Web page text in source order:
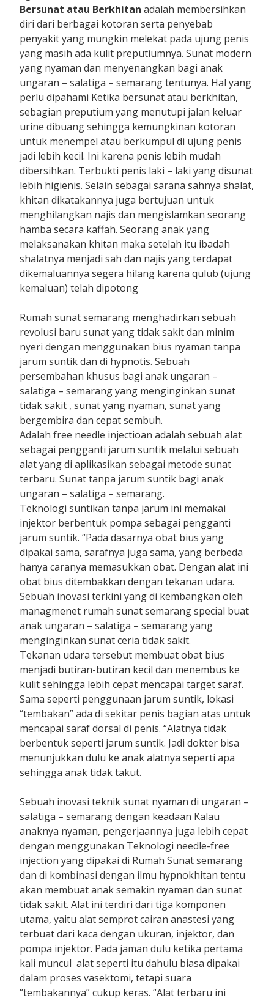
Bersunat atau Berkhitan adalah membersihkan
diri dari berbagai kotoran serta penyebab
penyakit yang mungkin melekat pada ujung penis
yang masih ada kulit preputiumnya. Sunat modern
yang nyaman dan menyenangkan bagi anak
ungaran – salatiga – semarang tentunya. Hal yang
perlu dipahami Ketika bersunat atau berkhitan,
sebagian preputium yang menutupi jalan keluar
urine dibuang sehingga kemungkinan kotoran
untuk menempel atau berkumpul di ujung penis
jadi lebih kecil. Ini karena penis lebih mudah
dibersihkan. Terbukti penis laki – laki yang disunat
lebih higienis. Selain sebagai sarana sahnya shalat,
khitan dikatakannya juga bertujuan untuk
menghilangkan najis dan mengislamkan seorang
hamba secara kaffah. Seorang anak yang
melaksanakan khitan maka setelah itu ibadah
shalatnya menjadi sah dan najis yang terdapat
dikemaluannya segera hilang karena qulub (ujung
kemaluan) telah dipotong
Rumah sunat semarang menghadirkan sebuah
revolusi baru sunat yang tidak sakit dan minim
nyeri dengan menggunakan bius nyaman tanpa
jarum suntik dan di hypnotis. Sebuah
persembahan khusus bagi anak ungaran –
salatiga – semarang yang menginginkan sunat
tidak sakit , sunat yang nyaman, sunat yang
bergembira dan cepat sembuh.
Adalah free needle injectioan adalah sebuah alat
sebagai pengganti jarum suntik melalui sebuah
alat yang di aplikasikan sebagai metode sunat
terbaru. Sunat tanpa jarum suntik bagi anak
ungaran – salatiga – semarang.
Teknologi suntikan tanpa jarum ini memakai
injektor berbentuk pompa sebagai pengganti
jarum suntik. “Pada dasarnya obat bius yang
dipakai sama, sarafnya juga sama, yang berbeda
hanya caranya memasukkan obat. Dengan alat ini
obat bius ditembakkan dengan tekanan udara.
Sebuah inovasi terkini yang di kembangkan oleh
managmenet rumah sunat semarang special buat
anak ungaran – salatiga – semarang yang
menginginkan sunat ceria tidak sakit.
Tekanan udara tersebut membuat obat bius
menjadi butiran-butiran kecil dan menembus ke
kulit sehingga lebih cepat mencapai target saraf.
Sama seperti penggunaan jarum suntik, lokasi
“tembakan” ada di sekitar penis bagian atas untuk
mencapai saraf dorsal di penis. “Alatnya tidak
berbentuk seperti jarum suntik. Jadi dokter bisa
menunjukkan dulu ke anak alatnya seperti apa
sehingga anak tidak takut.
Sebuah inovasi teknik sunat nyaman di ungaran –
salatiga – semarang dengan keadaan Kalau
anaknya nyaman, pengerjaannya juga lebih cepat
dengan menggunakan Teknologi needle-free
injection yang dipakai di Rumah Sunat semarang
dan di kombinasi dengan ilmu hypnokhitan tentu
akan membuat anak semakin nyaman dan sunat
tidak sakit. Alat ini terdiri dari tiga komponen
utama, yaitu alat semprot cairan anastesi yang
terbuat dari kaca dengan ukuran, injektor, dan
pompa injektor. Pada jaman dulu ketika pertama
kali muncul alat seperti itu dahulu biasa dipakai
dalam proses vasektomi, tetapi suara
“tembakannya” cukup keras. “Alat terbaru ini